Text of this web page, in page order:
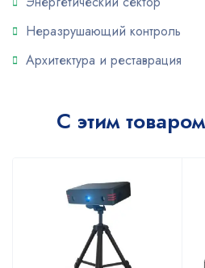
Неразрушающий контроль
Архитектура и реставрация
С этим